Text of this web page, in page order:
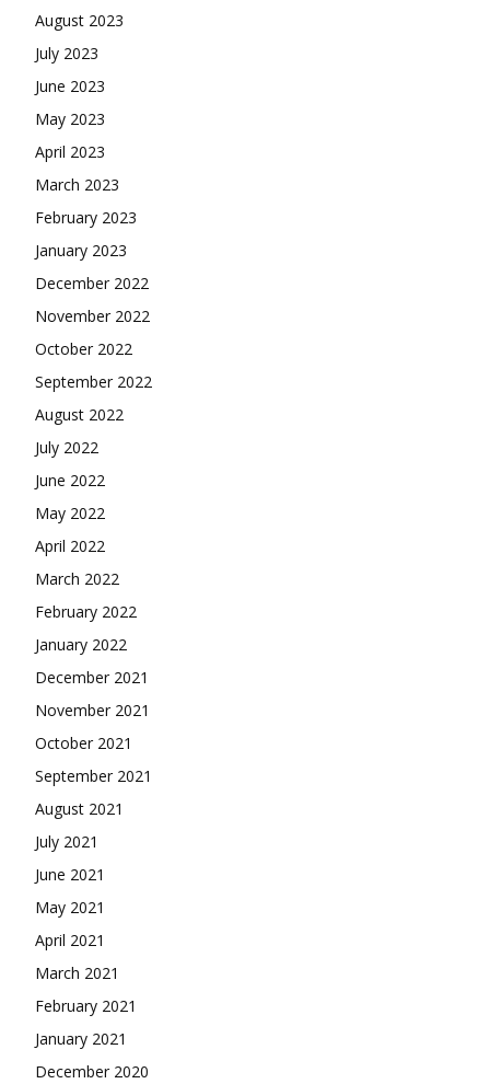
August 2023
July 2023
June 2023
May 2023
April 2023
March 2023
February 2023
January 2023
December 2022
November 2022
October 2022
September 2022
August 2022
July 2022
June 2022
May 2022
April 2022
March 2022
February 2022
January 2022
December 2021
November 2021
October 2021
September 2021
August 2021
July 2021
June 2021
May 2021
April 2021
March 2021
February 2021
January 2021
December 2020